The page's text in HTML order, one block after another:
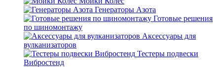
Генераторы Азота
Готовые решения
по шиномонтажу
Аксессуары для
вулканизаторов
Тестеры подвески
Вибростенд